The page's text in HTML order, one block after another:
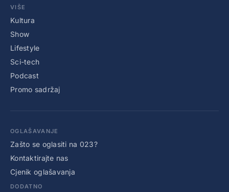
VIŠE
Kultura
Show
Lifestyle
Sci-tech
Podcast
Promo sadržaj
OGLAŠAVANJE
Zašto se oglasiti na 023?
Kontaktirajte nas
Cjenik oglašavanja
DODATNO